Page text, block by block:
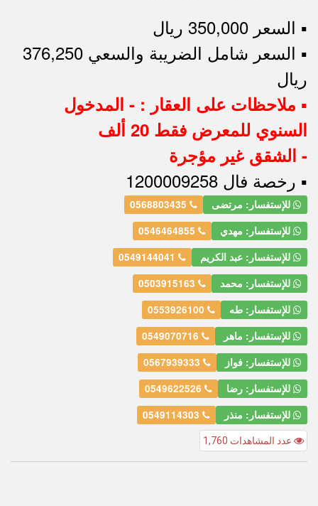
▪︎ السعر 350,000 ريال
▪︎ السعر شامل الضريبة والسعي 376,250
ريال
▪︎ ملاحظات على العقار : - المدخول
السنوي للمعرض فقط 20 ألف
- الشقق غير مؤجرة
▪︎ رخصة فال 1200009258
للإستفسار: مرتضى
للإستفسار: مهدي
للإستفسار: عبد الكريم
للإستفسار: محمد
للإستفسار: طه
للإستفسار: ماهر
للإستفسار: فواز
للإستفسار: رضا
للإستفسار: منذر
عدد المشاهدات 1,760